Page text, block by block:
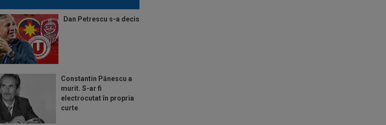
Dan Petrescu s-a decis
Constantin Pănescu a
murit. S-ar fi
electrocutat în propria
curte